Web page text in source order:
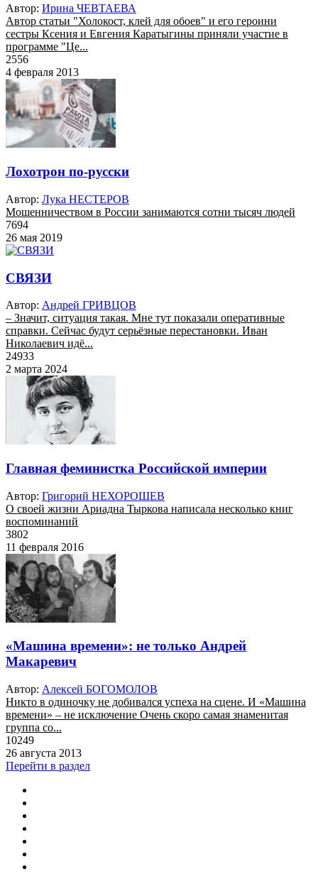
Автор: Ирина ЧЕВТАЕВА
Автор статьи "Холокост, клей для обоев" и его героини
сестры Ксения и Евгения Каратыгины приняли участие в
программе "Це...
2556
4 февраля 2013
Лохотрон по-русски
Автор: Лука НЕСТЕРОВ
Мошенничеством в России занимаются сотни тысяч людей
7694
26 мая 2019
СВЯЗИ
Автор: Андрей ГРИВЦОВ
– Значит, ситуация такая. Мне тут показали оперативные
справки. Сейчас будут серьёзные перестановки. Иван
Николаевич идё...
24933
2 марта 2024
Главная феминистка Российской империи
Автор: Григорий НЕХОРОШЕВ
О своей жизни Ариадна Тыркова написала несколько книг
воспоминаний
3802
11 февраля 2016
«Машина времени»: не только Андрей
Макаревич
Автор: Алексей БОГОМОЛОВ
Никто в одиночку не добивался успеха на сцене. И «Машина
времени» – не исключение Очень скоро самая знаменитая
группа со...
10249
26 августа 2013
Перейти в раздел